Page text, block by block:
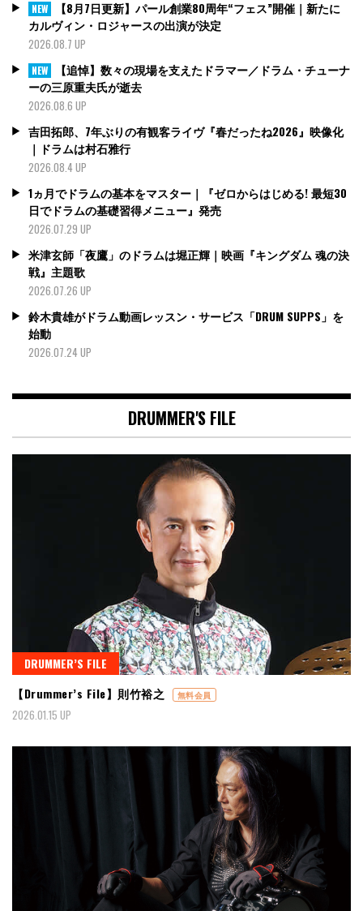
NEW
【8月7日更新】パール創業80周年“フェス”開催｜新たに
カルヴィン・ロジャースの出演が決定
2026.08.7 UP
NEW
【追悼】数々の現場を支えたドラマー／ドラム・チューナ
ーの三原重夫氏が逝去
2026.08.6 UP
吉田拓郎、7年ぶりの有観客ライヴ『春だったね2026』映像化
｜ドラムは村石雅行
2026.08.4 UP
1ヵ月でドラムの基本をマスター｜『ゼロからはじめる! 最短30
日でドラムの基礎習得メニュー』発売
2026.07.29 UP
米津玄師「夜鷹」のドラムは堀正輝｜映画『キングダム 魂の決
戦』主題歌
2026.07.26 UP
鈴木貴雄がドラム動画レッスン・サービス「DRUM SUPPS」を
始動
2026.07.24 UP
DRUMMER'S FILE
DRUMMER’S FILE
【Drummer’s File】則竹裕之
無料会員
2026.01.15 UP